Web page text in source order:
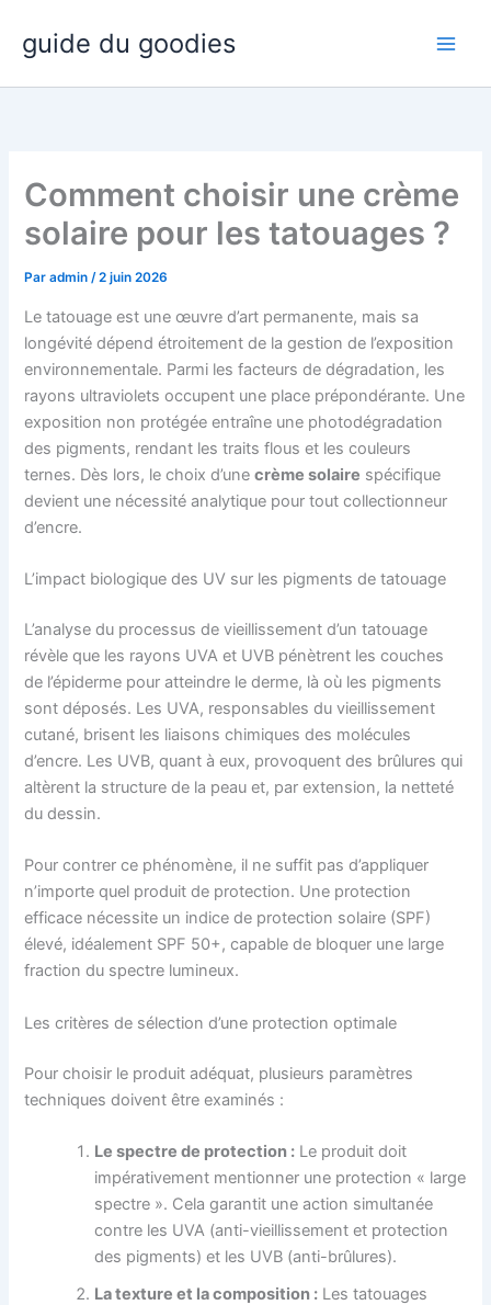
contenu
guide du goodies
Comment choisir une crème
solaire pour les tatouages ?
Paradmin/2 juin 2026
Le tatouage est une œuvre d’art permanente, mais sa
longévité dépend étroitement de la gestion de l’exposition
environnementale. Parmi les facteurs de dégradation, les
rayons ultraviolets occupent une place prépondérante. Une
exposition non protégée entraîne une photodégradation
des pigments, rendant les traits flous et les couleurs
ternes. Dès lors, le choix d’unecrème solaire spécifique
devient une nécessité analytique pour tout collectionneur
d’encre.
L’impact biologique des UV sur les pigments de tatouage
L’analyse du processus de vieillissement d’un tatouage
révèle que les rayons UVA et UVB pénètrent les couches
de l’épiderme pour atteindre le derme, là où les pigments
sont déposés. Les UVA, responsables du vieillissement
cutané, brisent les liaisons chimiques des molécules
d’encre. Les UVB, quant à eux, provoquent des brûlures qui
altèrent la structure de la peau et, par extension, la netteté
du dessin.
Pour contrer ce phénomène, il ne suffit pas d’appliquer
n’importe quel produit de protection. Une protection
efficace nécessite un indice de protection solaire (SPF)
élevé, idéalement SPF 50+, capable de bloquer une large
fraction du spectre lumineux.
Les critères de sélection d’une protection optimale
Pour choisir le produit adéquat, plusieurs paramètres
techniques doivent être examinés :
Le spectre de protection : Le produit doit
impérativement mentionner une protection « large
spectre ». Cela garantit une action simultanée
contre les UVA (anti-vieillissement et protection
des pigments) et les UVB (anti-brûlures).
La texture et la composition : Les tatouages